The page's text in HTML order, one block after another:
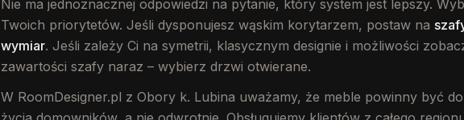
Nie ma jednoznacznej odpowiedzi na pytanie, który system jest lepszy.
Twoich priorytetów. Jeśli dysponujesz wąskim korytarzem, postaw na
wymiar. Jeśli zależy Ci na symetrii, klasycznym designie i możliwości
zawartości szafy naraz – wybierz drzwi otwierane.
W RoomDesigner.pl z Obory k. Lubina uważamy, że meble powinny być